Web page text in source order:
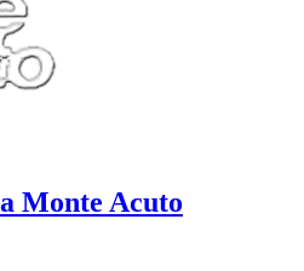
Monte Acuto